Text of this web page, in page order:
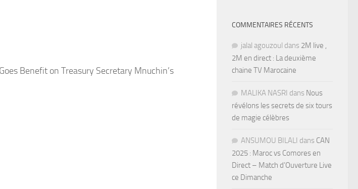
Benefit on Treasury Secretary Mnuchin’s
COMMENTAIRES RÉCENTS
jalal agouzoul dans 2M live ,
2M en direct : La deuxième
chaine TV Marocaine
MALIKA NASRI dans Nous
révélons les secrets de six tours
de magie célèbres
ANSUMOU BILALI dans CAN
2025 : Maroc vs Comores en
Direct – Match d’Ouverture Live
ce Dimanche